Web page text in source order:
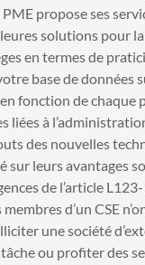
PME propose ses
solutions pour
en termes de
base de
fonction de
liées à
des nouvelles
leurs avantages
de l’article
d’un CSE
une société
ou profiter des